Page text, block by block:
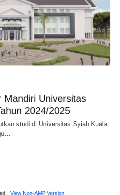
Mandiri Universitas
2024/2025
studi di Universitas Syiah Kuala
View Non-AMP Version